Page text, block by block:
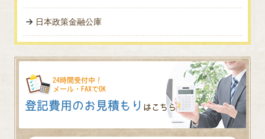
日本政策金融公庫
24時間受付中！
メール・FAXでOK
登記費用のお見積もり はこちら